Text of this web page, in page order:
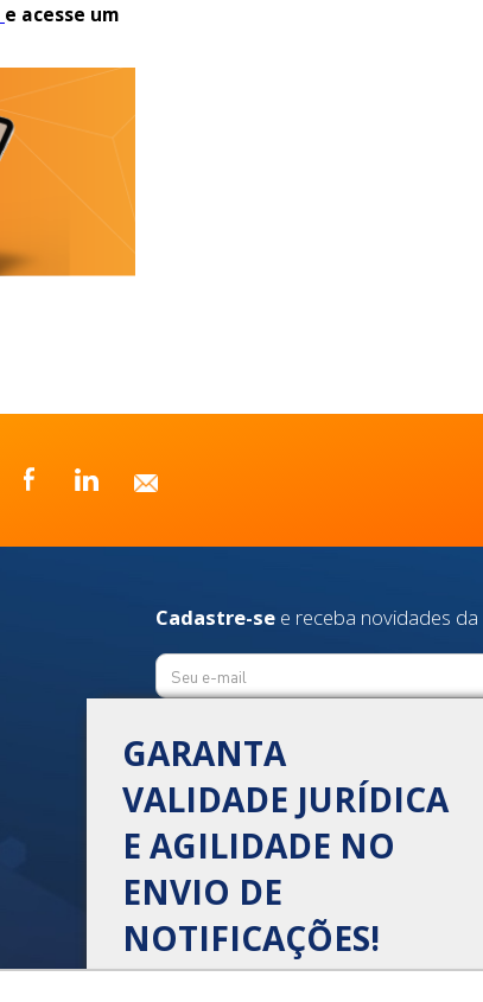
GARANTA
VALIDADE JURÍDICA
E AGILIDADE NO
ENVIO DE
NOTIFICAÇÕES!
e acesse um
Cadastre-se e receba novidades da